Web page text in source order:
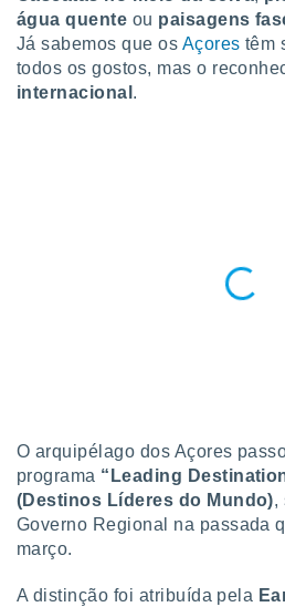
lhe
e
com
Pode
a
a
cookies,
a
caso,
água quente ou paisagens
Já sabemos que os Açores têm
todos os gostos, mas o
internacional .
O arquipélago dos Açores
programa “Leading
(Destinos Líderes do Mundo),
Governo Regional na passada
março.
A distinção foi atribuída pela